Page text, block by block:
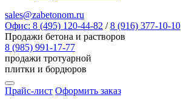
sales@zabetonom.ru
Офис: 8 (495) 120-44-82 / 8 (916) 377-10-10
Продажи бетона и растворов
8 (985) 991-17-77
продажи тротуарной
плитки и бордюров
Прайс-лист Оформить заказ